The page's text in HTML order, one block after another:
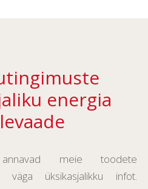
energia
meie toodete
väga üksikasjalikku infot.